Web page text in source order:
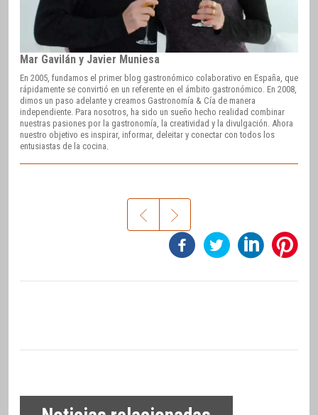
Mar Gavilán y Javier Muniesa
En 2005, fundamos el primer blog gastronómico colaborativo en España, que
rápidamente se convirtió en un referente en el ámbito gastronómico. En 2008,
dimos un paso adelante y creamos Gastronomía & Cía de manera
independiente. Para nosotros, ha sido un sueño hecho realidad combinar
nuestras pasiones por la gastronomía, la creatividad y la divulgación. Ahora
nuestro objetivo es inspirar, informar, deleitar y conectar con todos los
entusiastas de la cocina.